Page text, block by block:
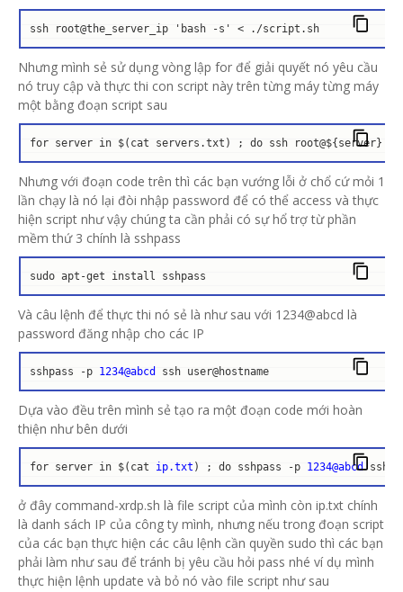
ssh root@the_server_ip 'bash -s' < ./script.sh
Nhưng mình sẻ sử dụng vòng lập for để giải quyết nó yêu cầu
nó truy cập và thực thi con script này trên từng máy từng máy
một bằng đoạn script sau
for server in $(cat servers.txt) ; do ssh root@${server}
Nhưng với đoạn code trên thì các bạn vướng lỗi ở chổ cứ mỏi 1
lần chạy là nó lại đòi nhập password để có thể access và thực
hiện script như vậy chúng ta cần phải có sự hổ trợ từ phần
mềm thứ 3 chính là sshpass
sudo apt-get install sshpass
Và câu lệnh để thực thi nó sẻ là như sau với 1234@abcd là
password đăng nhập cho các IP
sshpass -p 1234@abcd ssh user@hostname
Dựa vào đều trên mình sẻ tạo ra một đoạn code mới hoàn
thiện như bên dưới
for server in $(cat ip.txt ) ; do sshpass -p 1234@abcd ssh
ở đây command-xrdp.sh là file script của mình còn ip.txt chính
là danh sách IP của công ty mình, nhưng nếu trong đoạn script
của các bạn thực hiện các câu lệnh cần quyền sudo thì các bạn
phải làm như sau để tránh bị yêu cầu hỏi pass nhé ví dụ mình
thực hiện lệnh update và bỏ nó vào file script như sau